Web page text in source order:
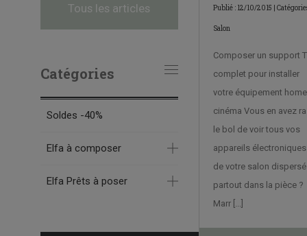
Tous les articles
Catégories
Soldes -40%
Elfa à composer
Elfa Prêts à poser
Publié : 12/10/2015 |
Salon
Composer un support
complet pour installer
votre équipement home
cinéma Vous en avez
le bol de voir tous vos
appareils électroniques
de votre salon
partout dans la pièce ?
Marr [...]